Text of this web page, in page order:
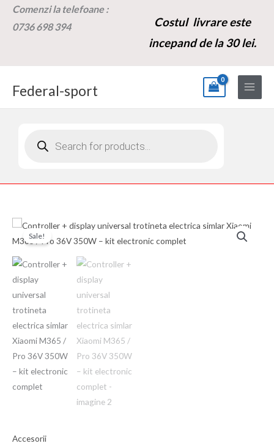
SkipComenzi la telefoane :
0736 698 394
Costul livrare este
incepand de la 30 lei.
Federal-sport
Sale!
Accesorii
Prețul
a
fost:
400,00 Ron.
Prețul
Cantitate
Controller
+
display
universal
trotineta
electrica
simlar
Xiaomi
M365
Pro
–